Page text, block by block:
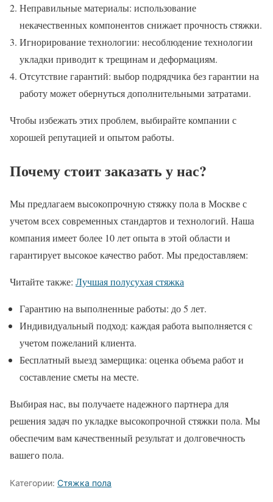
Неправильные материалы: использование
некачественных компонентов снижает прочность стяжки.
Игнорирование технологии: несоблюдение технологии
укладки приводит к трещинам и деформациям.
Отсутствие гарантий: выбор подрядчика без гарантии на
работу может обернуться дополнительными затратами.
Чтобы избежать этих проблем, выбирайте компании с
хорошей репутацией и опытом работы.
Почему стоит заказать у нас?
Мы предлагаем высокопрочную стяжку пола в Москве с
учетом всех современных стандартов и технологий. Наша
компания имеет более 10 лет опыта в этой области и
гарантирует высокое качество работ. Мы предоставляем:
Читайте также: Лучшая полусухая стяжка
Гарантию на выполненные работы: до 5 лет.
Индивидуальный подход: каждая работа выполняется с
учетом пожеланий клиента.
Бесплатный выезд замерщика: оценка объема работ и
составление сметы на месте.
Выбирая нас, вы получаете надежного партнера для
решения задач по укладке высокопрочной стяжки пола. Мы
обеспечим вам качественный результат и долговечность
вашего пола.
Категории: Стяжка пола